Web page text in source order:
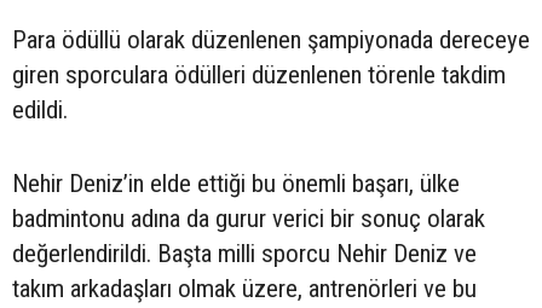
Para ödüllü olarak düzenlenen şampiyonada dereceye
giren sporculara ödülleri düzenlenen törenle takdim
edildi.
Nehir Deniz’in elde ettiği bu önemli başarı, ülke
badmintonu adına da gurur verici bir sonuç olarak
değerlendirildi. Başta milli sporcu Nehir Deniz ve
takım arkadaşları olmak üzere, antrenörleri ve bu